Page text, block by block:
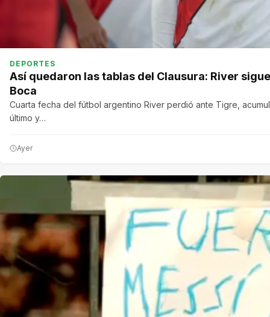
DEPORTES
Así quedaron las tablas del Clausura: River
Boca
Cuarta fecha del fútbol argentino River perdió ante Tigre,
último y…
Ayer